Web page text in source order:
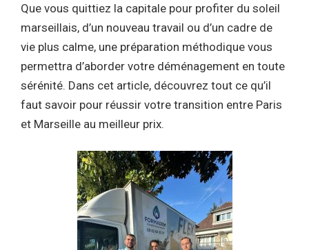
Que vous quittiez la capitale pour profiter du soleil
marseillais, d’un nouveau travail ou d’un cadre de
vie plus calme, une préparation méthodique vous
permettra d’aborder votre déménagement en toute
sérénité. Dans cet article, découvrez tout ce qu’il
faut savoir pour réussir votre transition entre Paris
et Marseille au meilleur prix.